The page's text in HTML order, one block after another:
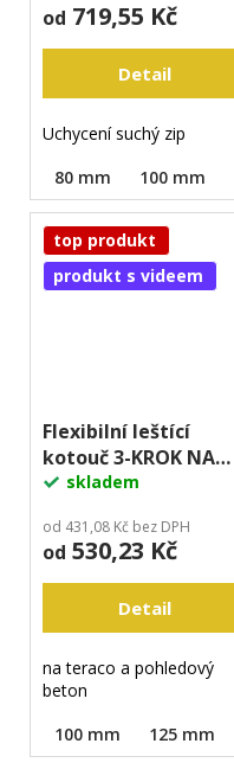
od 719,55 Kč
Detail
Uchycení suchý zip
80 mm
100 mm
top produkt
produkt s videem
Flexibilní leštící
kotouč 3-KROK NA
TERACO A BETON
skladem
od 431,08 Kč bez DPH
od 530,23 Kč
Detail
na teraco a pohledový
beton
100 mm
125 mm